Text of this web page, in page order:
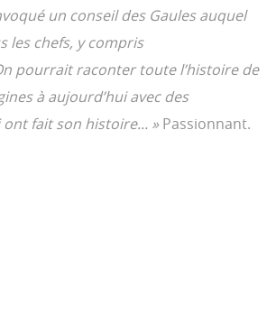
un conseil des Gaules auquel
les chefs, y compris
pourrait raconter toute l’histoire de
à aujourd’hui avec des
fait son histoire... »Passionnant.